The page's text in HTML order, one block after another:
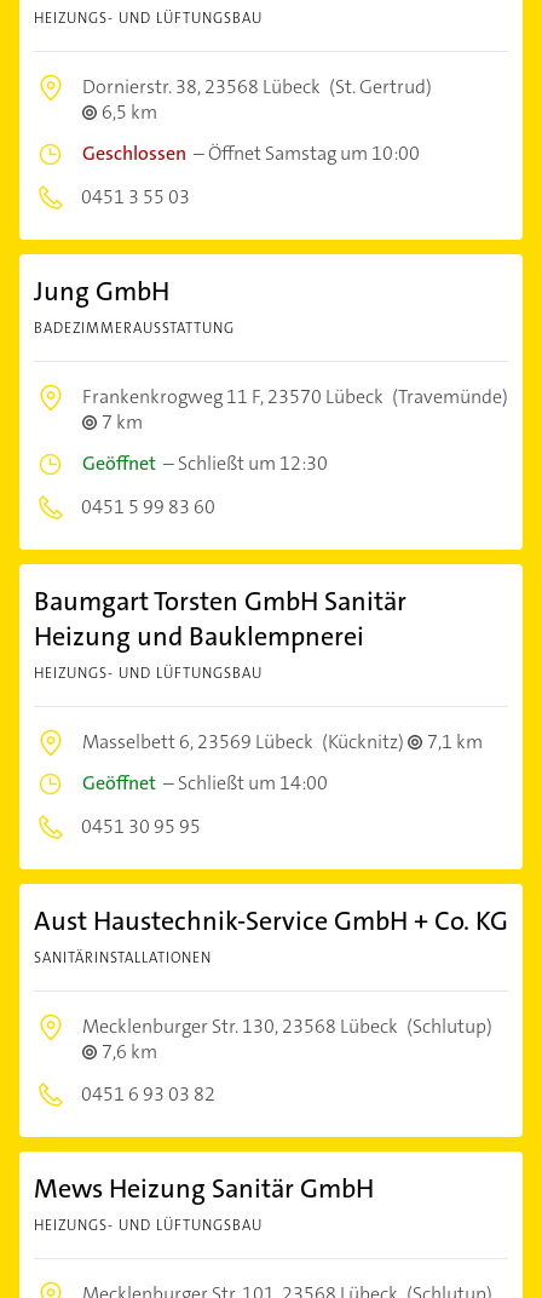
HEIZUNGS- UND LÜFTUNGSBAU
Dornierstr. 38,23568 Lübeck (St. Gertrud)
6,5 km
Geschlossen –Öffnet Samstag um 10:00
0451 3 55 03
Jung GmbH
BADEZIMMERAUSSTATTUNG
Frankenkrogweg 11 F,23570 Lübeck (Travemünde)
7 km
Geöffnet –Schließt um 12:30
0451 5 99 83 60
Baumgart Torsten GmbH Sanitär
Heizung und Bauklempnerei
HEIZUNGS- UND LÜFTUNGSBAU
Masselbett 6,23569 Lübeck (Kücknitz)
7,1 km
Geöffnet –Schließt um 14:00
0451 30 95 95
Aust Haustechnik-Service GmbH + Co. KG
SANITÄRINSTALLATIONEN
Mecklenburger Str. 130,23568 Lübeck (Schlutup)
7,6 km
0451 6 93 03 82
Mews Heizung Sanitär GmbH
HEIZUNGS- UND LÜFTUNGSBAU